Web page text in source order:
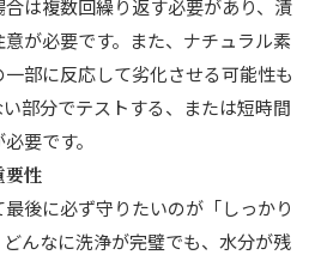
は複数回繰り返す必要があり、漬
が必要です。また、ナチュラル素
部に反応して劣化させる可能性も
部分でテストする、または短時間
要です。
要性
後に必ず守りたいのが「しっかり
んなに洗浄が完璧でも、水分が残